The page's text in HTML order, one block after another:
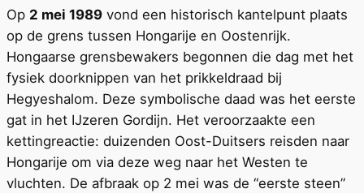
Op 2 mei 1989 vond een historisch kantelpunt plaats
op de grens tussen Hongarije en Oostenrijk.
Hongaarse grensbewakers begonnen die dag met het
fysiek doorknippen van het prikkeldraad bij
Hegyeshalom. Deze symbolische daad was het eerste
gat in het IJzeren Gordijn. Het veroorzaakte een
kettingreactie: duizenden Oost-Duitsers reisden naar
Hongarije om via deze weg naar het Westen te
vluchten. De afbraak op 2 mei was de “eerste steen”